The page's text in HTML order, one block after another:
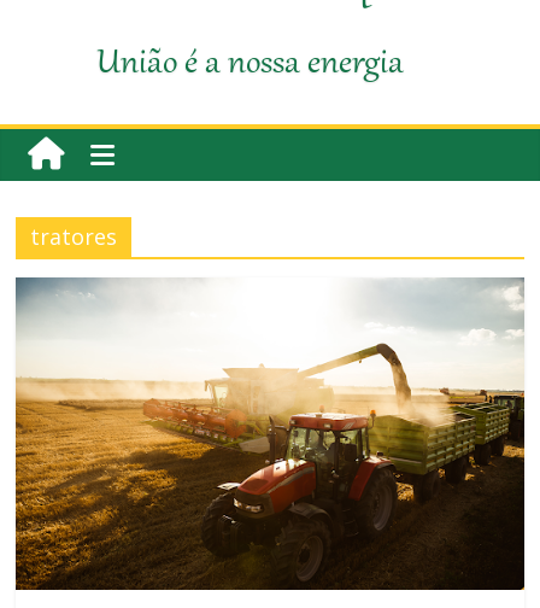
União é a nossa energia
tratores